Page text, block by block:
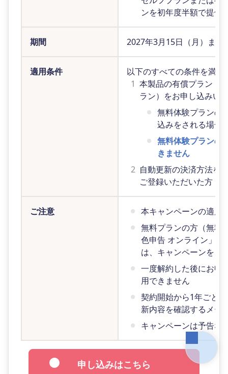
ンを初年度半額で提供
期間 2027年3月15日（月）まで
適用条件
以下のすべての条件を満た
1 本製品の有償プラン（
ラン）をお申し込みい
無料体験プランの
込みをされる場合
無料体験プランの
きません
2 自動更新の決済方法を
ご登録いただいた方（
ご注意
本キャンペーンの適用
無料プランの方（無料
色申告 オンライン」
は、キャンペーンをご
一度解約した後にお申
用できません
契約開始から1年ごと
新内容を確認するメー
キャンペーンは予告な
申し込みはこちら